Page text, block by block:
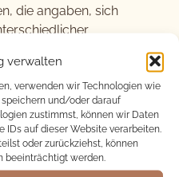
verwalten
verwenden wir Technologien wie
und/oder darauf
zustimmst, können wir Daten
IDs auf dieser Website verarbeiten.
oder zurückziehst, können
beeinträchtigt werden.
die angaben, sich
Merkmale
waren tendenziell
und weniger
Gegenstücke.